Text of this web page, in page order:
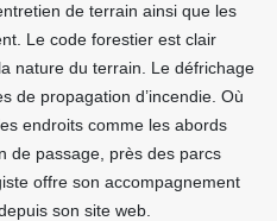
de terrain ainsi que les
Le code forestier est clair
nature du terrain. Le défrichage
de propagation d’incendie. Où
endroits comme les abords
de passage, près des parcs
offre son accompagnement
son site web.